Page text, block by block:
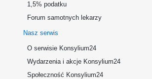
1,5% podatku
Forum samotnych lekarzy
Nasz serwis
O serwisie Konsylium24
Wydarzenia i akcje Konsylium24
Społeczność Konsylium24